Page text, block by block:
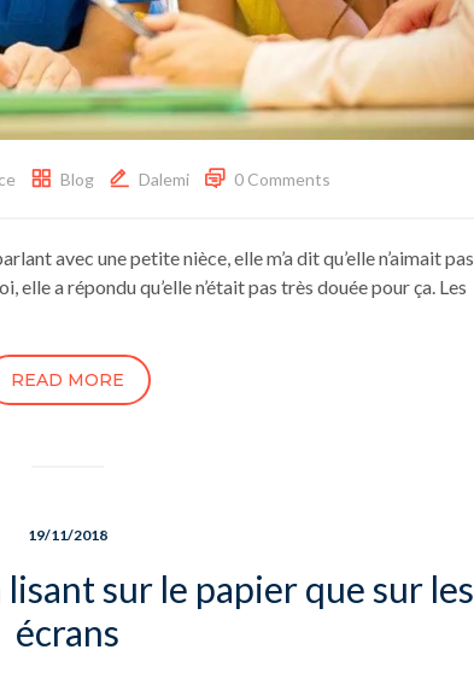
Blog Dalemi 0 Comments
avec une petite nièce, elle m’a dit qu’elle n’aimait pas
elle a répondu qu’elle n’était pas très douée pour ça. Les
READ MORE
19/11/2018
sur le papier que sur les
écrans